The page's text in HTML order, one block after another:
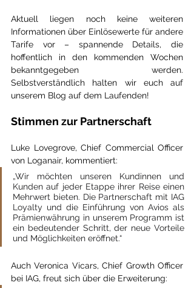
Aktuell liegen noch keine weiteren
Informationen über Einlösewerte für andere
Tarife vor – spannende Details, die
hoffentlich in den kommenden Wochen
bekanntgegeben werden.
Selbstverständlich halten wir euch auf
unserem Blog auf dem Laufenden!
Stimmen zur Partnerschaft
Luke Lovegrove, Chief Commercial Officer
von Loganair, kommentiert:
„Wir möchten unseren Kundinnen und
Kunden auf jeder Etappe ihrer Reise einen
Mehrwert bieten. Die Partnerschaft mit IAG
Loyalty und die Einführung von Avios als
Prämienwährung in unserem Programm ist
ein bedeutender Schritt, der neue Vorteile
und Möglichkeiten eröffnet.“
Auch Veronica Vicars, Chief Growth Officer
bei IAG, freut sich über die Erweiterung: